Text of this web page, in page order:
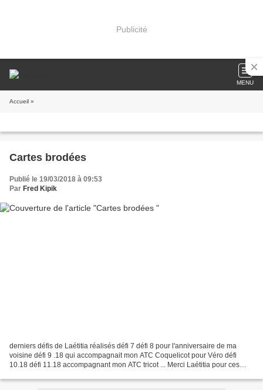
Publicité
MENU
Accueil »
Cartes brodées
Publié le 19/03/2018 à 09:53
Par Fred Kipik
derniers défis de Laétitia réalisés défi 7 défi 8 pour l'anniversaire de ma
voisine défi 9 .18 qui accompagnait mon ATC Coquelicot pour Véro défi
10.18 défi 11.18 accompagnant mon ATC tricot ... Merci Laétitia pour ces